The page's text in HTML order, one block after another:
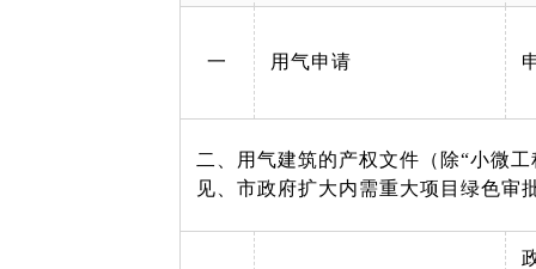
一 用气申请
二、用气建筑的产权文件（除“小微
见、市政府扩大内需重大项目绿色审